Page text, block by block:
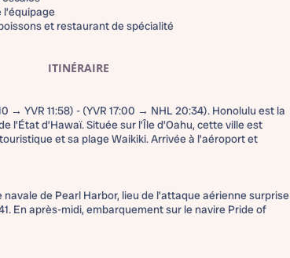
et restaurant de spécialité
ITINÉRAIRE
→ YVR 11:58) - (YVR 17:00 → NHL 20:34). Honolulu est la
l’État d’Hawaï. Située sur l’Île d’Oahu, cette ville est
et sa plage Waikiki. Arrivée à l’aéroport et
de Pearl Harbor, lieu de l’attaque aérienne surprise
En après-midi, embarquement sur le navire Pride of